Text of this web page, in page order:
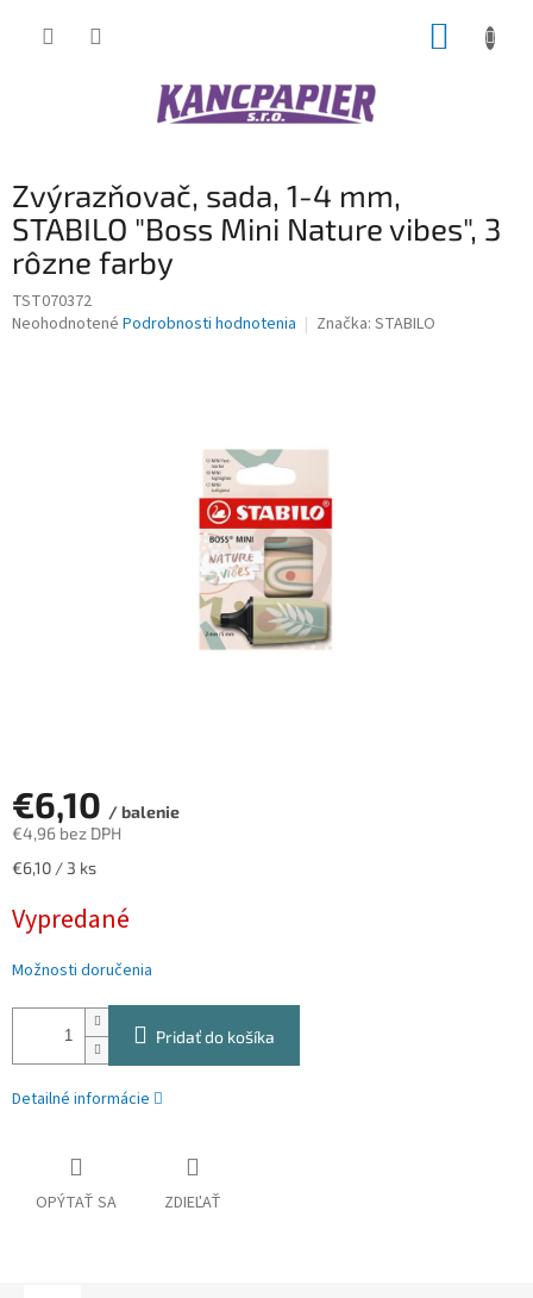
Zvýrazňovač, sada, 1-4 mm,
STABILO "Boss Mini Nature vibes", 3
rôzne farby
TST070372
Priemerné
Neohodnotené Podrobnosti hodnotenia Značka: STABILO
€6,10 / balenie
€4,96 bez DPH
Jednotková
€6,10 / 3 ks
Vypredané
Možnosti doručenia
Pridať do košíka
Detailné informácie
OPÝTAŤ SA ZDIEĽAŤ